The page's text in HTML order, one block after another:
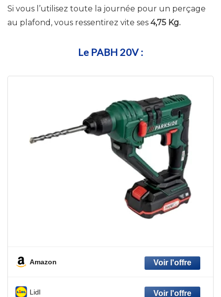
Si vous l’utilisez toute la journée pour un perçage
au plafond, vous ressentirez vite ses 4,75 Kg.
Le PABH 20V :
Amazon
Lidl